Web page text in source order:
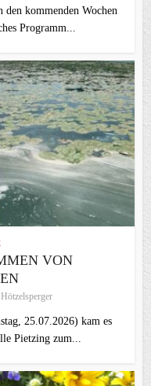
kommenden Wochen
Programm...
VON
25.07.2026) kam es
Pietzing zum...